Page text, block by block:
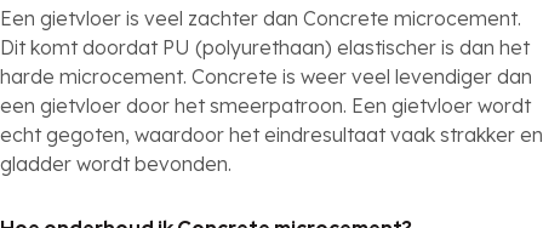
Een gietvloer is veel zachter dan Concrete microcement.
Dit komt doordat PU (polyurethaan) elastischer is dan het
harde microcement. Concrete is weer veel levendiger dan
een gietvloer door het smeerpatroon. Een gietvloer wordt
echt gegoten, waardoor het eindresultaat vaak strakker en
gladder wordt bevonden.